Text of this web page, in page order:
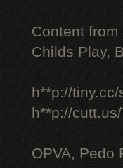
Content
Childs Play,
h**p://
h**p://
OPVA, Pedo